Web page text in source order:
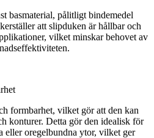
basmaterial, pålitligt bindemedel
att slipduken är hållbar och
vilket minskar behovet av
formbarhet, vilket gör att den kan
konturer. Detta gör den idealisk för
eller oregelbundna ytor, vilket ger